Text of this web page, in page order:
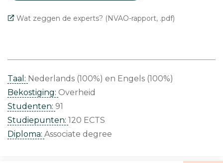
Wat zeggen de experts? (NVAO-rapport, .pdf)
Taal: Nederlands (100%)
Engels (100%)
Bekostiging: Overheid
Studenten: 91
Studiepunten: 120 ECTS
Diploma: Associate degree